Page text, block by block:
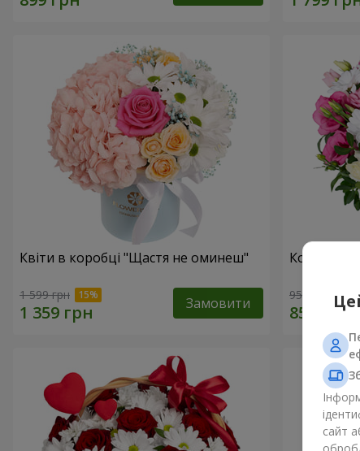
Квіти в коробці "Щастя не оминеш"
1 599 грн Замовити 954 грн
сайт